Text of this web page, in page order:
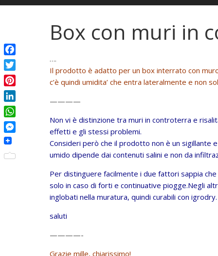
Box con muri in
….
Il prodotto è adatto per un box interrato con
c’è quindi umidita’ che entra lateralmente e non
————
Non vi è distinzione tra muri in controterra e
effetti e gli stessi problemi.
Consideri però che il prodotto non è un sigillante
umido dipende dai contenuti salini e non da
Per distinguere facilmente i due fattori sappia
solo in caso di forti e continuative piogge.Negli
inglobati nella muratura, quindi curabili con igrodry.
saluti
————-
Grazie mille, chiarissimo!
F
a
c
e
b
o
o
k
T
w
i
t
t
e
r
P
i
n
t
e
e
L
i
n
k
e
W
h
a
t
M
s